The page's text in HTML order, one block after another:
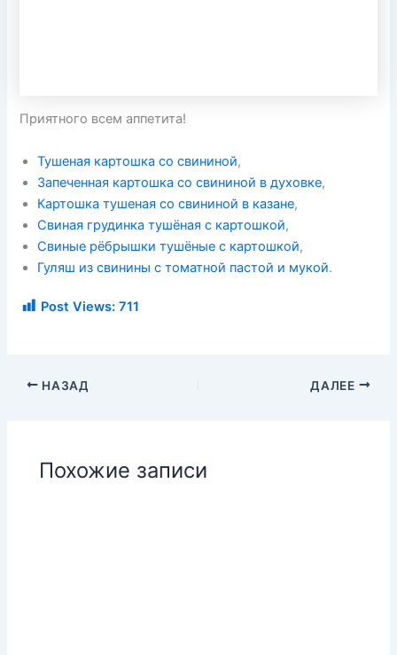
Приятного всем аппетита!
Тушеная картошка со свининой,
Запеченная картошка со свининой в духовке,
Картошка тушеная со свининой в казане,
Свиная грудинка тушёная с картошкой,
Свиные рёбрышки тушёные с картошкой,
Гуляш из свинины с томатной пастой и мукой.
Post Views: 711
НАЗАД ДАЛЕЕ
Похожие записи